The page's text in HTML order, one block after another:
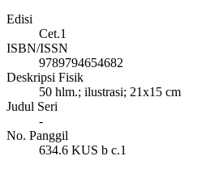
Edisi
Cet.1
ISBN/ISSN
9789794654682
Deskripsi Fisik
50 hlm.; ilustrasi; 21x15 cm
Judul Seri
-
No. Panggil
634.6 KUS b c.1